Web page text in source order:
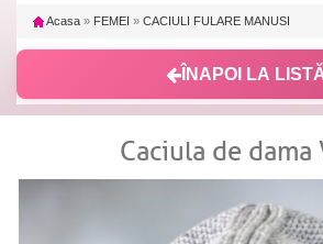
Acasa » FEMEI » CACIULI FULARE MANUSI
ÎNAPOI LA
Caciula de dama